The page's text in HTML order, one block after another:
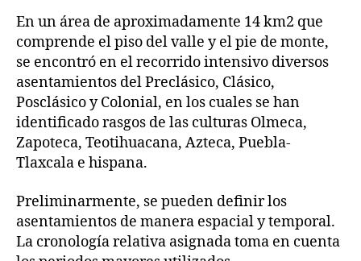
En un área de aproximadamente 14 km2 que
comprende el piso del valle y el pie de monte,
se encontró en el recorrido intensivo diversos
asentamientos del Preclásico, Clásico,
Posclásico y Colonial, en los cuales se han
identificado rasgos de las culturas Olmeca,
Zapoteca, Teotihuacana, Azteca, Puebla-
Tlaxcala e hispana.
Preliminarmente, se pueden definir los
asentamientos de manera espacial y temporal.
La cronología relativa asignada toma en cuenta